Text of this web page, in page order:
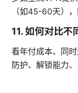
（如45-60天）
11. 如何对比不
看年付成本、同
防护、解锁能力